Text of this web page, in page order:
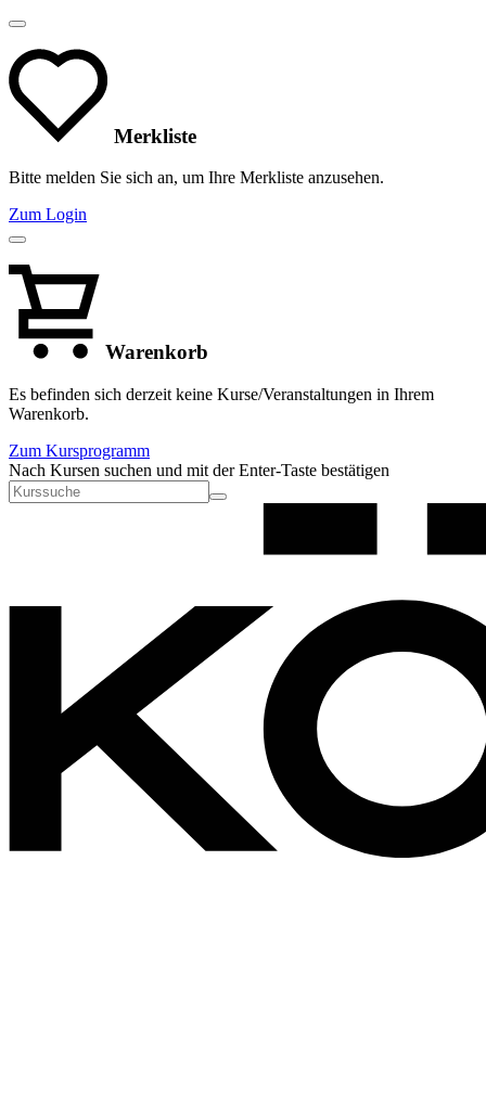
Merkliste
Bitte melden Sie sich an, um Ihre Merkliste anzusehen.
Zum Login
Warenkorb
Es befinden sich derzeit keine Kurse/Veranstaltungen in Ihrem
Warenkorb.
Zum Kursprogramm
Nach Kursen suchen und mit der Enter-Taste bestätigen